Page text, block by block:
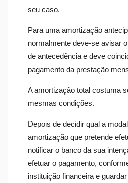
seu caso.
Para uma amortização
normalmente deve-se avisar
de antecedência e deve
pagamento da prestação
A amortização total costuma
mesmas condições.
Depois de decidir qual a
amortização que pretende
notificar o banco da sua
efetuar o pagamento,
instituição financeira e